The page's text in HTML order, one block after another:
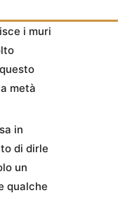
i muri
metà
in
di dirle
un
qualche